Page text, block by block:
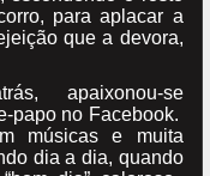
para aplacar a
que a devora,
apaixonou-se
papo no Facebook.
músicas e muita
dia a dia, quando